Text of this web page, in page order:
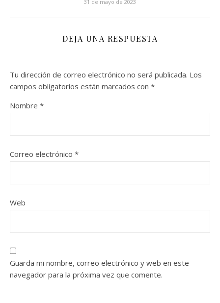
31 de mayo de 2023
DEJA UNA RESPUESTA
Tu dirección de correo electrónico no será publicada. Los
campos obligatorios están marcados con *
Nombre *
Correo electrónico *
Web
Guarda mi nombre, correo electrónico y web en este
navegador para la próxima vez que comente.